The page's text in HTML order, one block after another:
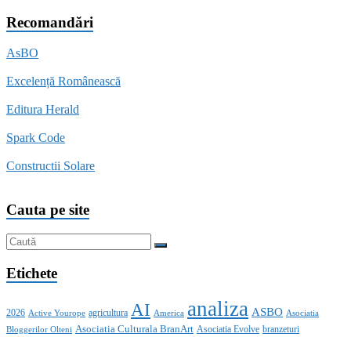
Recomandări
AsBO
Excelență Românească
Editura Herald
Spark Code
Constructii Solare
Cauta pe site
Etichete
2026 Active Yourope agricultura AI America analiza ASBO Asociatia
Bloggerilor Olteni Asociatia Culturala BranArt Asociatia Evolve branzeturi